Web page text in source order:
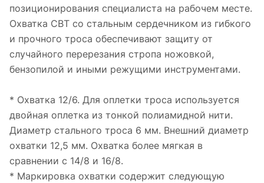
позиционирования специалиста на рабочем месте.
Охватка СВТ со стальным сердечником из гибкого
и прочного троса обеспечивают защиту от
случайного перерезания стропа ножовкой,
бензопилой и иными режущими инструментами.
* Охватка 12/6. Для оплетки троса используется
двойная оплетка из тонкой полиамидной нити.
Диаметр стального троса 6 мм. Внешний диаметр
охватки 12,5 мм. Охватка более мягкая в
сравнении с 14/8 и 16/8.
* Маркировка охватки содержит следующую